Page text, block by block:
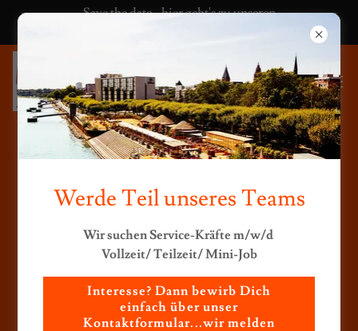
Save the date - hier geht's zu unseren
Veranstaltungskalender 2026
Werde Teil unseres Teams
Wir suchen Service-Kräfte m/w/d
Vollzeit/ Teilzeit/ Mini-Job
Interesse? Dann bewirb Dich
einfach über unser
Kontaktformular...wir melden